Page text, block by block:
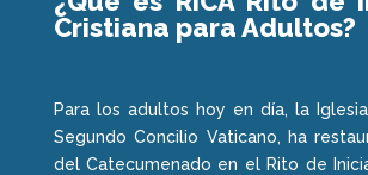
Cristiana para Adultos?
Para los adultos hoy en día, la
Segundo Concilio Vaticano, ha
del Catecumenado en el Rito de